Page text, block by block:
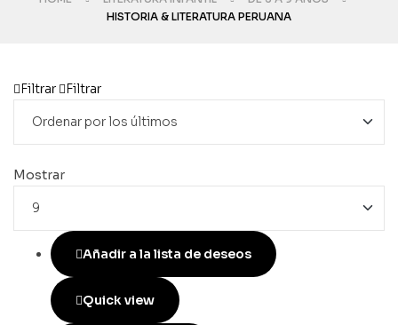
HISTORIA & LITERATURA PERUANA
Filtrar Filtrar
Mostrar
Añadir a la lista de deseos
Quick view